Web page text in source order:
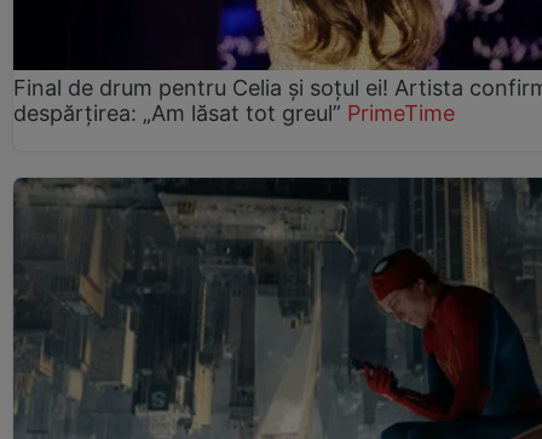
Final de drum pentru Celia și soțul ei! Artista
despărțirea: „Am lăsat tot greul” PrimeTime